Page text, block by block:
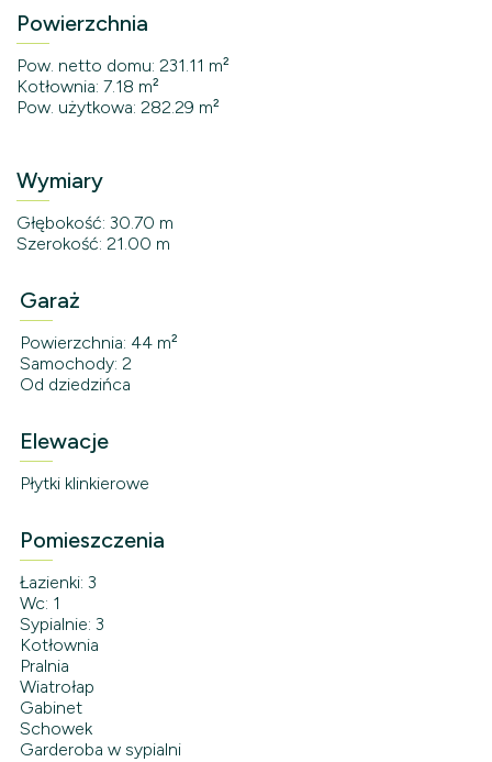
Powierzchnia
Pow. netto domu: 231.11 m²
Kotłownia: 7.18 m²
Pow. użytkowa: 282.29 m²
Wymiary
Głębokość: 30.70 m
Szerokość: 21.00 m
Garaż
Powierzchnia: 44 m²
Samochody: 2
Od dziedzińca
Elewacje
Płytki klinkierowe
Pomieszczenia
Łazienki: 3
Wc: 1
Sypialnie: 3
Kotłownia
Pralnia
Wiatrołap
Gabinet
Schowek
Garderoba w sypialni